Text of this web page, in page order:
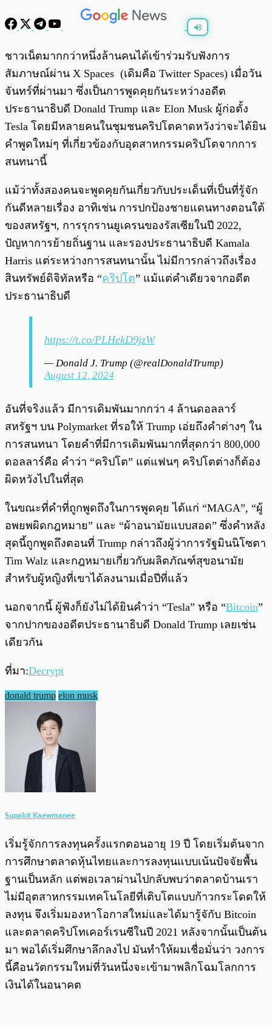
ชาวเน็ตมากกว่าหนึ่งล้านคนได้เข้าร่วมรับฟังการ
สัมภาษณ์ผ่าน X Spaces (เดิมคือ Twitter Spaces) เมื่อวัน
จันทร์ที่ผ่านมา ซึ่งเป็นการพูดคุยกันระหว่างอดีต
ประธานาธิบดี Donald Trump และ Elon Musk ผู้ก่อตั้ง
Tesla โดยมีหลายคนในชุมชนคริปโตคาดหวังว่าจะได้ยิน
คำพูดใหม่ๆ ที่เกี่ยวข้องกับอุตสาหกรรมคริปโตจากการ
สนทนานี้
แม้ว่าทั้งสองคนจะพูดคุยกันเกี่ยวกับประเด็นที่เป็นที่รู้จัก
กันดีหลายเรื่อง อาทิเช่น การปกป้องชายแดนทางตอนใต้
ของสหรัฐฯ, การรุกรานยูเครนของรัสเซียในปี 2022,
ปัญหาการย้ายถิ่นฐาน และรองประธานาธิบดี Kamala
Harris แต่ระหว่างการสนทนานั้น ไม่มีการกล่าวถึงเรื่อง
สินทรัพย์ดิจิทัลหรือ “คริปโต” แม้แต่คำเดียวจากอดีต
ประธานาธิบดี
https://t.co/PLHekD9jzW
— Donald J. Trump (@realDonaldTrump)
August 12, 2024
อันที่จริงแล้ว มีการเดิมพันมากกว่า 4 ล้านดอลลาร์
สหรัฐฯ บน Polymarket ที่รอให้ Trump เอ่ยถึงคำต่างๆ ใน
การสนทนา โดยคำที่มีการเดิมพันมากที่สุดกว่า 800,000
ดอลลาร์คือ คำว่า “คริปโต” แต่แฟนๆ คริปโตต่างก็ต้อง
ผิดหวังไปในที่สุด
ในขณะที่คำที่ถูกพูดถึงในการพูดคุย ได้แก่ “MAGA”, “ผู้
อพยพผิดกฎหมาย” และ “ผ้าอนามัยแบบสอด” ซึ่งคำหลัง
สุดนี้ถูกพูดถึงตอนที่ Trump กล่าวถึงผู้ว่าการรัฐมินนิโซตา
Tim Walz และกฎหมายเกี่ยวกับผลิตภัณฑ์สุขอนามัย
สำหรับผู้หญิงที่เขาได้ลงนามเมื่อปีที่แล้ว
นอกจากนี้ ผู้ฟังก็ยังไม่ได้ยินคำว่า “Tesla” หรือ “Bitcoin”
จากปากของอดีตประธานาธิบดี​ Donald Trump เลยเช่น
เดียวกัน
ที่มา:Decrypt
donald trump elon musk
Supakit Kaewmanee
เริ่มรู้จักการลงทุนครั้งแรกตอนอายุ 19 ปี โดยเริ่มต้นจาก
การศึกษาตลาดหุ้นไทยและการลงทุนแบบเน้นปัจจัยพื้น
ฐานเป็นหลัก แต่พอเวลาผ่านไปกลับพบว่าตลาดบ้านเรา
ไม่มีอุตสาหกรรมเทคโนโลยีที่เติบโตแบบก้าวกระโดดให้
ลงทุน จึงเริ่มมองหาโอกาสใหม่และได้มารู้จักับ Bitcoin
และตลาดคริปโทเคอร์เรนซีในปี 2021 หลังจากนั้นเป็นต้น
มา พอได้เริ่มศึกษาลึกลงไป มันทำให้ผมเชื่อมั่นว่า วงการ
นี้คือนวัตกรรมใหม่ที่วันหนึ่งจะเข้ามาพลิกโฉมโลกการ
เงินได้ในอนาคต